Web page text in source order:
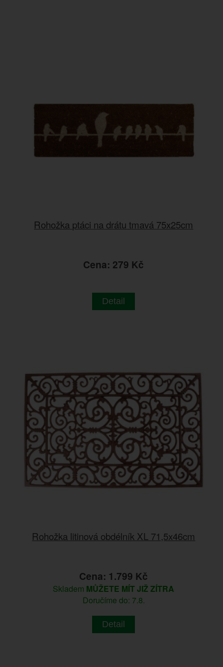
Rohožka ptáci na drátu tmavá 75x25cm
Cena: 279 Kč
Detail
Rohožka litinová obdélník XL 71,5x46cm
Cena: 1.799 Kč
Skladem MŮŽETE MÍT JIŽ ZÍTRA
Doručíme do: 7.8.
Detail